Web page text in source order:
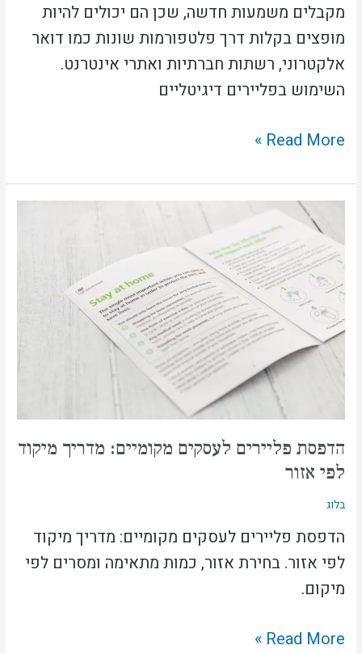
מקבלים משמעות חדשה, שכן הם יכולים להיות
מופצים בקלות דרך פלטפורמות שונות כמו דואר
אלקטרוני, רשתות חברתיות ואתרי אינטרנט.
השימוש בפליירים דיגיטליים
Read More »
הדפסת פליירים לעסקים מקומיים: מדריך מיקוד
לפי אזור
בלוג
הדפסת פליירים לעסקים מקומיים: מדריך מיקוד
לפי אזור. בחירת אזור, כמות מתאימה ומסרים לפי
מיקום.
הדפסת
פליירים
לעסקים
מקומיים:
מדריך
מיקוד
לפי
Read More »